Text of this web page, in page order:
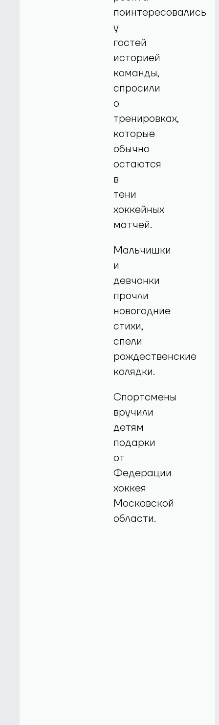
поинтересовались
у
гостей
историей
команды,
спросили
о
тренировках,
которые
обычно
остаются
в
тени
хоккейных
матчей.
Мальчишки
и
девчонки
прочли
новогодние
стихи,
спели
рождественские
колядки.
Спортсмены
вручили
детям
подарки
от
Федерации
хоккея
Московской
области.